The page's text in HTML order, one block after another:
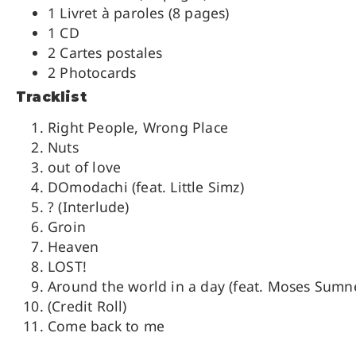
1 Livret à paroles (8 pages)
1 CD
2 Cartes postales
2 Photocards
Tracklist
Right People, Wrong Place
Nuts
out of love
DOmodachi (feat. Little Simz)
? (Interlude)
Groin
Heaven
LOST!
Around the world in a day (feat. Moses
(Credit Roll)
Come back to me